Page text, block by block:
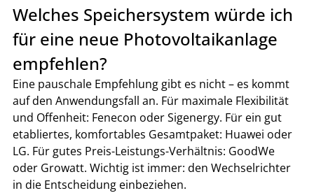
Welches Speichersystem würde ich
für eine neue Photovoltaikanlage
empfehlen?
Eine pauschale Empfehlung gibt es nicht – es kommt
auf den Anwendungsfall an. Für maximale Flexibilität
und Offenheit: Fenecon oder Sigenergy. Für ein gut
etabliertes, komfortables Gesamtpaket: Huawei oder
LG. Für gutes Preis-Leistungs-Verhältnis: GoodWe
oder Growatt. Wichtig ist immer: den Wechselrichter
in die Entscheidung einbeziehen.